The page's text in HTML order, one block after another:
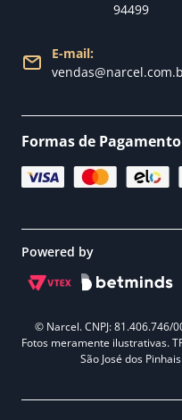
94499
E-mail:
Formas de Pagamento
Powered by
© Narcel. CNPJ: 81.406.746/
Fotos meramente ilustrativas.
São José dos